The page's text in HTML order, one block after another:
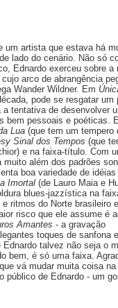
um artista que estava há
lado do cenário. Não só
Ednardo exerceu sobre a
arco de abrangência
Wander Wildner. Em
pode se resgatar um
tentativa de desenvolver
bem pessoais e poéticas.
Lua (que tem um tempero
Sinal dos Tempos (que
e na faixa-título. Com
além dos padrões
boa variedade de idéias
Imortal (de Lauro Maia e
blues-jazzística na
e ritmos do Norte brasileiro
risco que ele assume é
Amantes - a gravação
toques de sanfona e
talvez não seja o
bem, é só uma faixa.
vá mudar muita coisa
público de Ednardo - um